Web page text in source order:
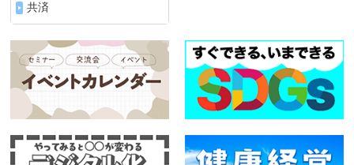
共済